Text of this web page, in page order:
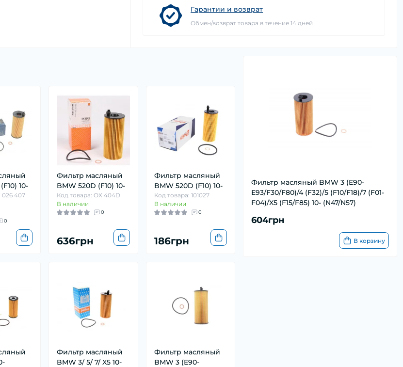
Гарантии и возврат
Обмен/возврат товара в течение 14 дней
Фильтр масляный BMW 3 (E90-
E93/F30/F80)/4 (F32)/5 (F10/F18)/7 (F01-
F04)/X5 (F15/F85) 10- (N47/N57)
604грн
В корзину
10-
026 407
0
Фильтр масляный
BMW 520D (F10) 10-
Код товара: OX 404D
В наличии
0
636грн
Фильтр масляный
BMW 520D (F10) 10-
Код товара: 101027
В наличии
0
186грн
Фильтр масляный
BMW 3/ 5/ 7/ X5 10-
Фильтр масляный
BMW 3 (E90-